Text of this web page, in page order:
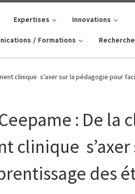
Expertises Innovations
/ Formations Recherche
clinique s’axer sur la pédagogie pour
: De la
clinique
des